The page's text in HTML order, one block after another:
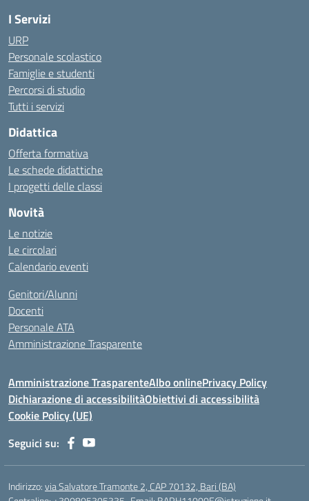
I Servizi
URP
Personale scolastico
Famiglie e studenti
Percorsi di studio
Tutti i servizi
Didattica
Offerta formativa
Le schede didattiche
I progetti delle classi
Novità
Le notizie
Le circolari
Calendario eventi
Genitori/Alunni
Docenti
Personale ATA
Amministrazione Trasparente
Amministrazione TrasparenteAlbo onlinePrivacy Policy
Dichiarazione di accessibilitàObiettivi di accessibilità
Cookie Policy (UE)
Seguici su:
Indirizzo:via Salvatore Tramonte 2, CAP 70132, Bari (BA)